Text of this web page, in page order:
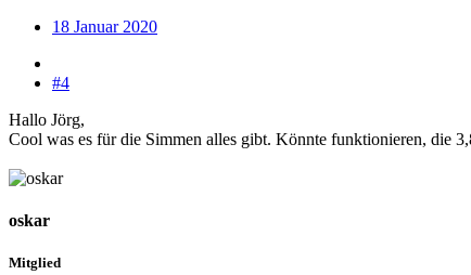
18 Januar 2020
#4
Hallo Jörg,
Cool was es für die Simmen alles gibt. Könnte funktionieren, die
oskar
Mitglied